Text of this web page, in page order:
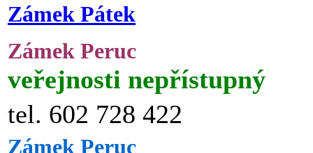
Zámek Pátek
Zámek Peruc
veřejnosti nepřístupný
tel. 602 728 422
Zámek Peruc